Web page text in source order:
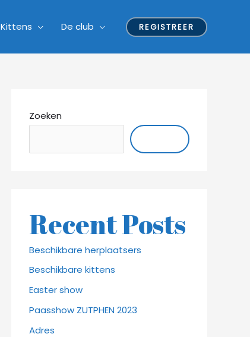
Kittens De club REGISTREER
Zoeken
Recent Posts
Beschikbare herplaatsers
Beschikbare kittens
Easter show
Paasshow ZUTPHEN 2023
Adres